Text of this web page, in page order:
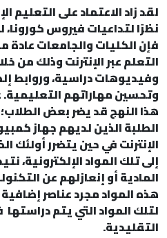
لقد زاد الاعتماد على التعليم
نظرًا لتداعيات فيروس
فإن الكليات والجامعات
التعلم عبر الإنترنت وذلك من
وفيديوهات دراسية، وروابط
وتحسين مهاراتهم التعليمية.
هذا النهج قد يضر بعض
الطلبة الذين لديهم جهاز
الإنترنت في حين يتضرر
إلى تلك المواد الإلكترونية،
المادية أو إنعازلهم عن
هذه المواد مجرد عناصر
لتلك المواد التي يتم
التقليدية.